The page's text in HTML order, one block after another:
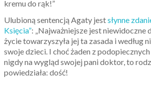
kremu do rąk!”
Ulubioną sentencją Agaty jestsłynne
Księcia”: „Najważniejsze jest niewidoczne
życie towarzyszyła jej ta zasada i według
swoje dzieci. I choć żaden z
nigdy na wygląd swojej pani doktor, to
powiedziała: dość!